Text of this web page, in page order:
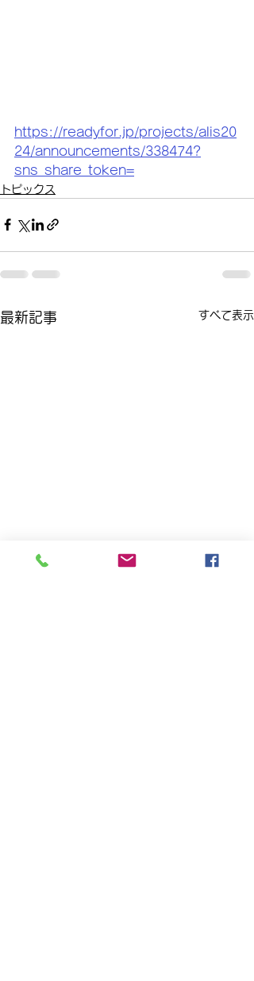
https://readyfor.jp/projects/alis20
24/announcements/338474?
sns_share_token=
トピックス
最新記事 すべて表示